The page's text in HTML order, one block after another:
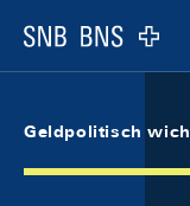
Logo
Geldpolitisch